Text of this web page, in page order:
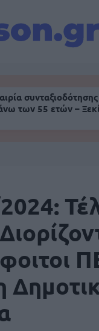
των 55 ετών –